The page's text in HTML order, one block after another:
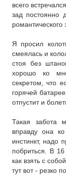
всего
зад постоянно
романтического
Я просил
смеялась и
стоя без
хорошо ко
секретом, что
горячей
отпустит и
Такая забота
вправду она
инстинкт, надо
побриться. В
как взять с
тут вот - резко